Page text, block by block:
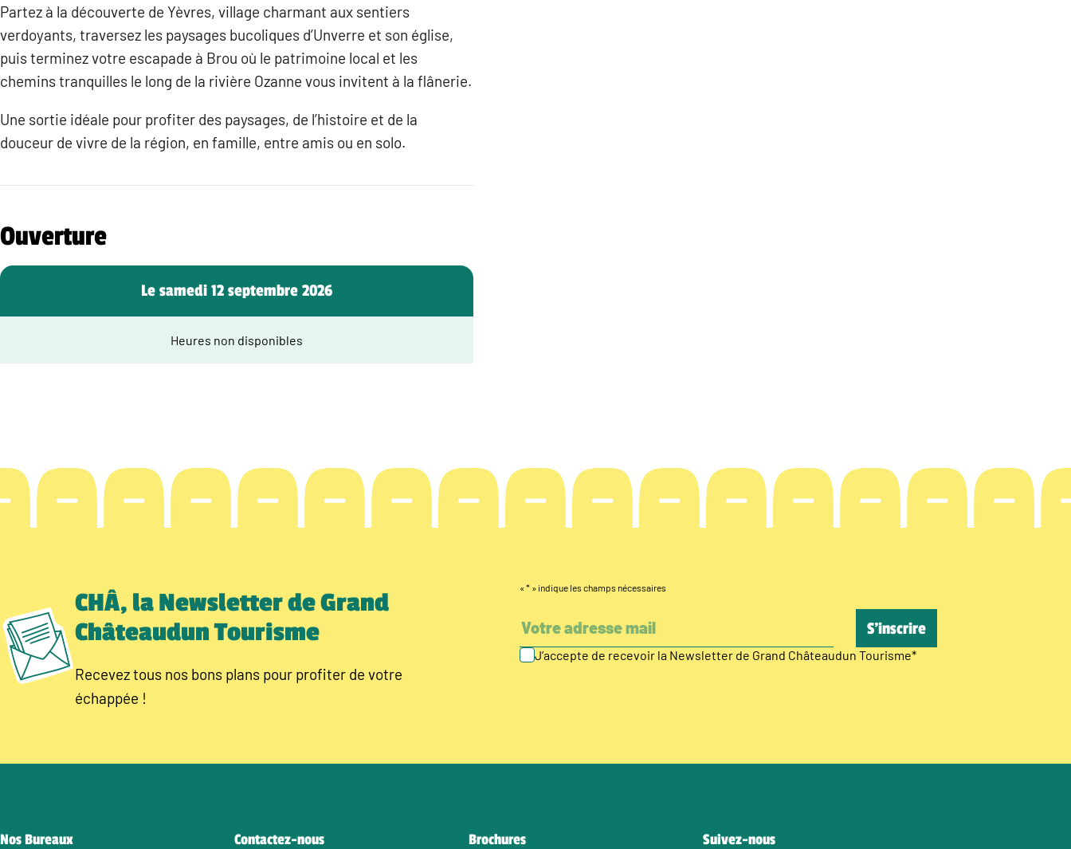
Partez à la découverte de Yèvres, village charmant aux sentiers
verdoyants, traversez les paysages bucoliques d’Unverre et son église,
puis terminez votre escapade à Brou où le patrimoine local et les
chemins tranquilles le long de la rivière Ozanne vous invitent à la flânerie.
Une sortie idéale pour profiter des paysages, de l’histoire et de la
douceur de vivre de la région, en famille, entre amis ou en solo.
Ouverture
Le samedi 12 septembre 2026
Heures non disponibles
CHÂ, la Newsletter de Grand
Châteaudun Tourisme
Recevez tous nos bons plans pour profiter de votre
échappée !
« * » indique les champs nécessaires
J’accepte de recevoir la Newsletter de Grand Châteaudun Tourisme*
Nos Bureaux Contactez-nous Brochures Suivez-nous